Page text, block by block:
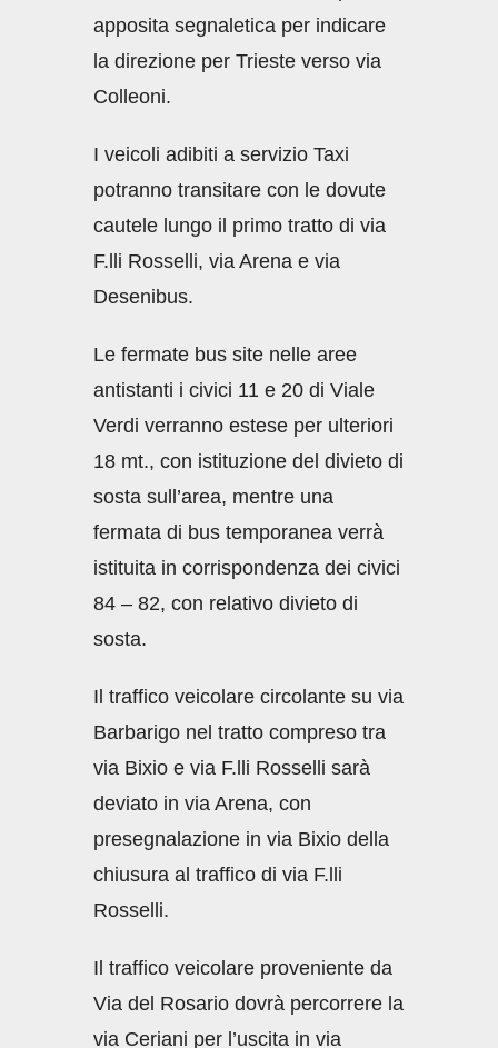
apposita segnaletica per indicare
la direzione per Trieste verso via
Colleoni.
I veicoli adibiti a servizio Taxi
potranno transitare con le dovute
cautele lungo il primo tratto di via
F.lli Rosselli, via Arena e via
Desenibus.
Le fermate bus site nelle aree
antistanti i civici 11 e 20 di Viale
Verdi verranno estese per ulteriori
18 mt., con istituzione del divieto di
sosta sull’area, mentre una
fermata di bus temporanea verrà
istituita in corrispondenza dei civici
84 – 82, con relativo divieto di
sosta.
Il traffico veicolare circolante su via
Barbarigo nel tratto compreso tra
via Bixio e via F.lli Rosselli sarà
deviato in via Arena, con
presegnalazione in via Bixio della
chiusura al traffico di via F.lli
Rosselli.
Il traffico veicolare proveniente da
Via del Rosario dovrà percorrere la
via Ceriani per l’uscita in via